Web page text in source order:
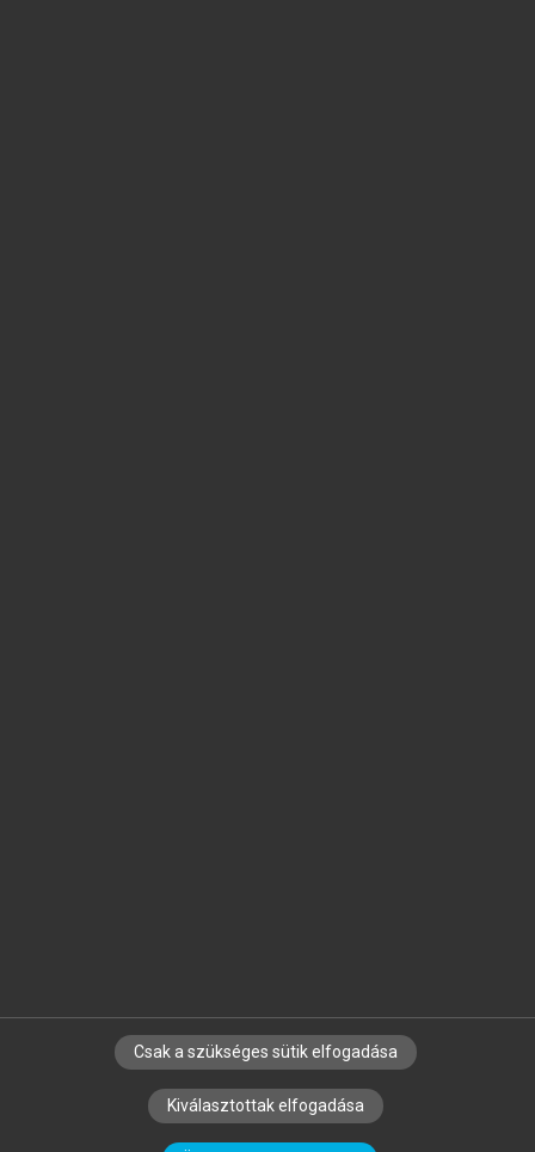
SZERZŐKNEK CÉGEKNEK KÖNYVTÁROSOKNAK
SZERKESZTÉSI ÉS LEKTORÁLÁSI ALAPELVEK
Csak a szükséges sütik elfogadása
Kiválasztottak elfogadása